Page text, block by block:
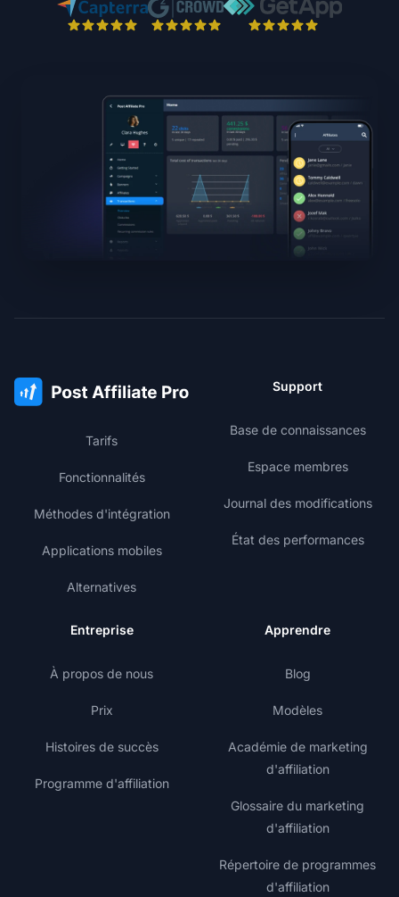
Tarifs
Fonctionnalités
Méthodes d'intégration
Applications mobiles
Alternatives
Support
Base de connaissances
Espace membres
Journal des modifications
État des performances
Entreprise
À propos de nous
Prix
Histoires de succès
Programme d'affiliation
Apprendre
Blog
Modèles
Académie de marketing
d'affiliation
Glossaire du marketing
d'affiliation
Répertoire de programmes
d'affiliation